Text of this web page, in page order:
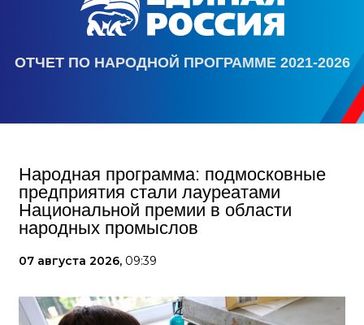
ОТЧЕТ ПО НАРОДНОЙ ПРОГРАММЕ 2021-2026
Народная программа: подмосковные
предприятия стали лауреатами
Национальной премии в области
народных промыслов
07 августа 2026, 09:39